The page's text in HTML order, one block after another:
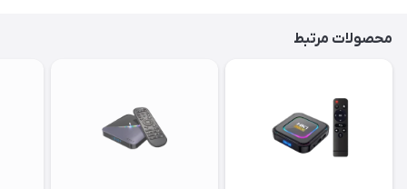
محصولات مرتبط